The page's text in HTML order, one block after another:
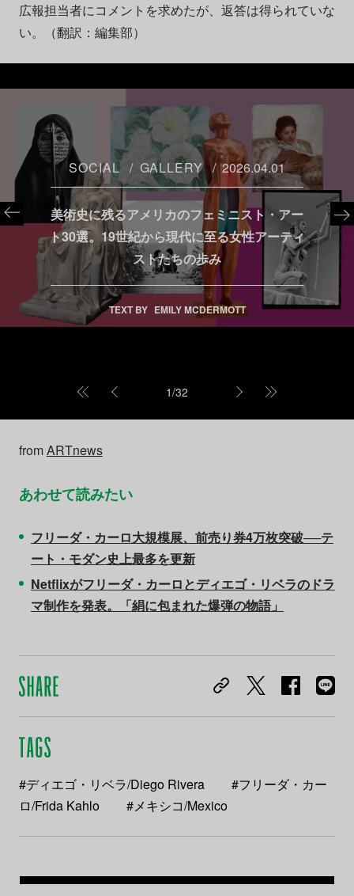
広報担当者にコメントを求めたが、返答は得られていな
い。（翻訳：編集部）
SOCIAL GALLERY 2026.04.01
美術史に残るアメリカのフェミニスト・アー
ト30選。19世紀から現代に至る女性アーティ
ストたちの歩み
TEXT BY EMILY MCDERMOTT
1/32
fromARTnews
あわせて読みたい
フリーダ・カーロ大規模展、前売り券4万枚突破──テ
ート・モダン史上最多を更新
Netflixがフリーダ・カーロとディエゴ・リベラのドラ
マ制作を発表。「絹に包まれた爆弾の物語」
#ディエゴ・リベラ/Diego Rivera
#フリーダ・カー
ロ/Frida Kahlo
#メキシコ/Mexico